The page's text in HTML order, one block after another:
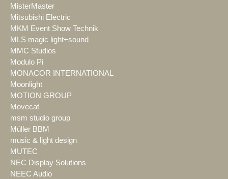
MisterMaster
Mitsubishi Electric
MKM Event Show Technik
MLS magic light+sound
MMC Studios
Modulo Pi
MONACOR INTERNATIONAL
Moonlight
MOTION GROUP
Movecat
msm studio group
Müller BBM
music & light design
MUTEC
NEC Display Solutions
NEEC Audio